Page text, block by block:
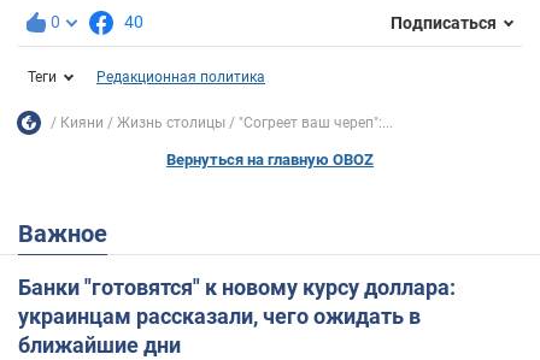
0 40 Подписаться
Теги Редакционная политика
Кияни Жизнь столицы "Согреет ваш череп":...
Вернуться на главную OBOZ
Важное
Банки "готовятся" к новому курсу доллара:
украинцам рассказали, чего ожидать в
ближайшие дни